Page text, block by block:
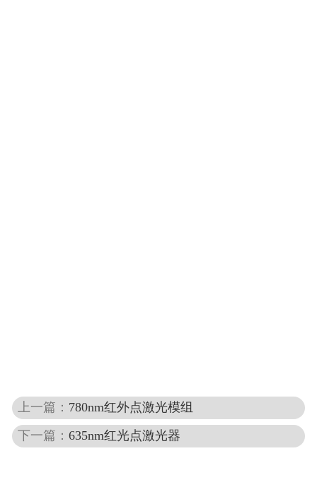
上一篇： 780nm红外点激光模组
下一篇：635nm红光点激光器